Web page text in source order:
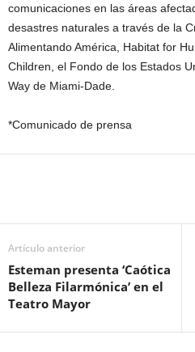
comunicaciones en las áreas
desastres naturales a través de la
Alimentando América, Habitat for
Children, el Fondo de los Estados
Way de Miami-Dade.
*Comunicado de prensa
Artículo anterior
Esteman presenta ‘Caótica
Belleza Filarmónica’ en el
Teatro Mayor